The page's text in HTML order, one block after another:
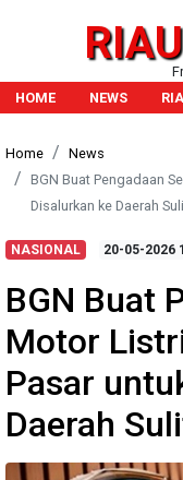
HOME
NEWS
Home
News
BGN Buat Pengadaan
Disalurkan ke Daerah
NASIONAL 20-05-2026
BGN Buat
Motor
Pasar
Daerah